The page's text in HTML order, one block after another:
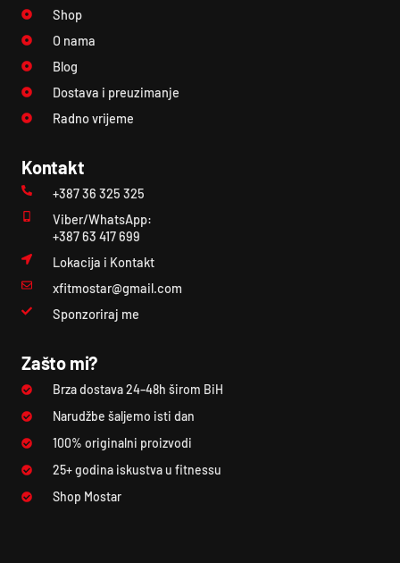
Shop
O nama
Blog
Dostava i preuzimanje
Radno vrijeme
Kontakt
+387 36 325 325
Viber/WhatsApp:
+387 63 417 699
Lokacija i Kontakt
xfitmostar@gmail.com
Sponzoriraj me
Zašto mi?
Brza dostava 24–48h širom BiH
Narudžbe šaljemo isti dan
100% originalni proizvodi
25+ godina iskustva u fitnessu
Shop Mostar